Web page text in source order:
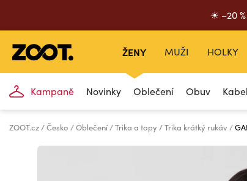
☀ –20
ŽENY
Kampaně Novinky Oblečení Obuv
MUŽI HOLKY
ZOOT.cz Česko Oblečení Trika a topy Trika krátký rukáv